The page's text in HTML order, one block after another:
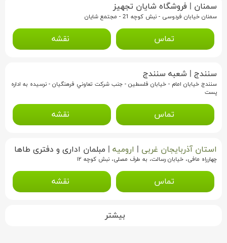
سمنان | فروشگاه شایان تجهیز
سمنان خیابان فردوسی - نبش کوچه 21 - مجتمع شایان
تماس نقشه
سنندج | شعبه سنندج
سنندج خيابان امام - خيابان فلسطين - جنب شرکت تعاوني فرهنگيان - نرسيده به اداره
پست
تماس نقشه
استان آذربایجان غربی | ارومیه | مبلمان اداری و دفتری طاها
چهار‌راه مافی، خیابان رسالت، به طرف مصلی، نبش کوچه ۱۲
تماس نقشه
بیشتر